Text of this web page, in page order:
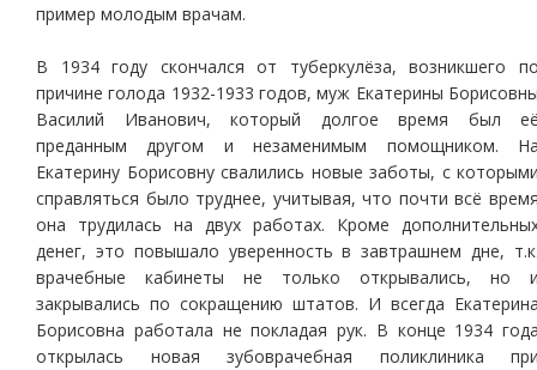
пример молодым врачам.
В 1934 году скончался от туберкулёза, возникшего
причине голода 1932-1933 годов, муж Екатерины
Василий Иванович, который долгое время был
преданным другом и незаменимым помощником.
Екатерину Борисовну свалились новые заботы, с
справляться было труднее, учитывая, что почти всё
она трудилась на двух работах. Кроме
денег, это повышало уверенность в завтрашнем дне,
врачебные кабинеты не только открывались, но
закрывались по сокращению штатов. И всегда
Борисовна работала не покладая рук. В конце 1934
открылась новая зубоврачебная поликлиника